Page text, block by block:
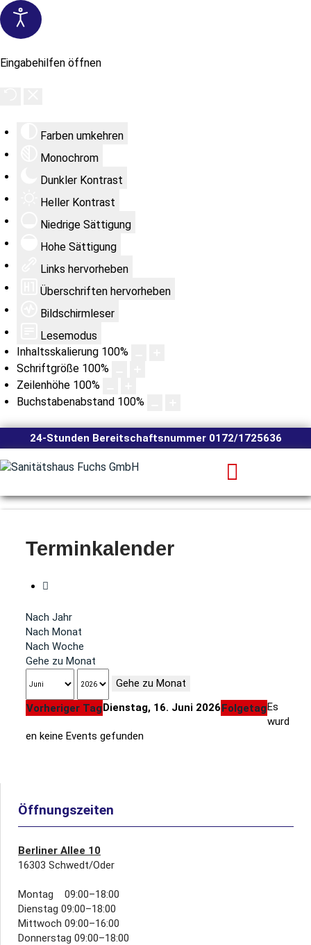
Eingabehilfen öffnen
Farben umkehren
Monochrom
Dunkler Kontrast
Heller Kontrast
Niedrige Sättigung
Hohe Sättigung
Links hervorheben
Überschriften hervorheben
Bildschirmleser
Lesemodus
Inhaltsskalierung 100%
Schriftgröße 100%
Zeilenhöhe 100%
Buchstabenabstand 100%
24-Stunden Bereitschaftsnummer 0172/1725636
Terminkalender
Nach Jahr
Nach Monat
Nach Woche
Gehe zu Monat
Gehe zu Monat
Vorheriger TagDienstag, 16. Juni 2026FolgetagEs
wurd
en keine Events gefunden
Öffnungszeiten
Berliner Allee 10
16303 Schwedt/Oder
Montag 09:00–18:00
Dienstag 09:00–18:00
Mittwoch 09:00–16:00
Donnerstag 09:00–18:00